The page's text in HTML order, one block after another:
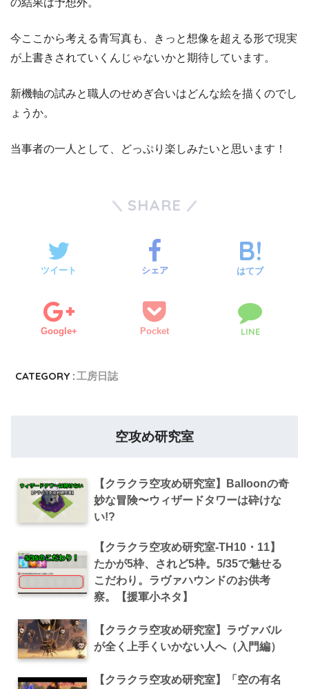
の結果は予想外。
今ここから考える青写真も、きっと想像を超える形で現実
が上書きされていくんじゃないかと期待しています。
新機軸の試みと職人のせめぎ合いはどんな絵を描くのでし
ょうか。
当事者の一人として、どっぷり楽しみたいと思います！
SHARE
ツイート シェア はてブ
Google+ Pocket LINE
CATEGORY :工房日誌
空攻め研究室
【クラクラ空攻め研究室】Balloonの奇
妙な冒険〜ウィザードタワーは砕けな
い!?
【クラクラ空攻め研究室‐TH10・11】
たかが5枠、されど5枠。5/35で魅せる
こだわり。ラヴァハウンドのお供考
察。【援軍小ネタ】
【クラクラ空攻め研究室】ラヴァバル
が全く上手くいかない人へ（入門編）
【クラクラ空攻め研究室】「空の有名